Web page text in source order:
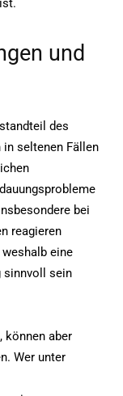
und
des
seltenen Fällen
bei
reagieren
eine
sinnvoll sein
können aber
Wer unter